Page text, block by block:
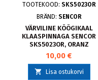
TOOTEKOOD: SKS5023OR
BRÄND: SENCOR
VÄRVILINE KÖÖGIKAAL
KLAASPINNAGA SENCOR
SKS5023OR, ORANZ
10,00 €
 Lisa ostukorvi